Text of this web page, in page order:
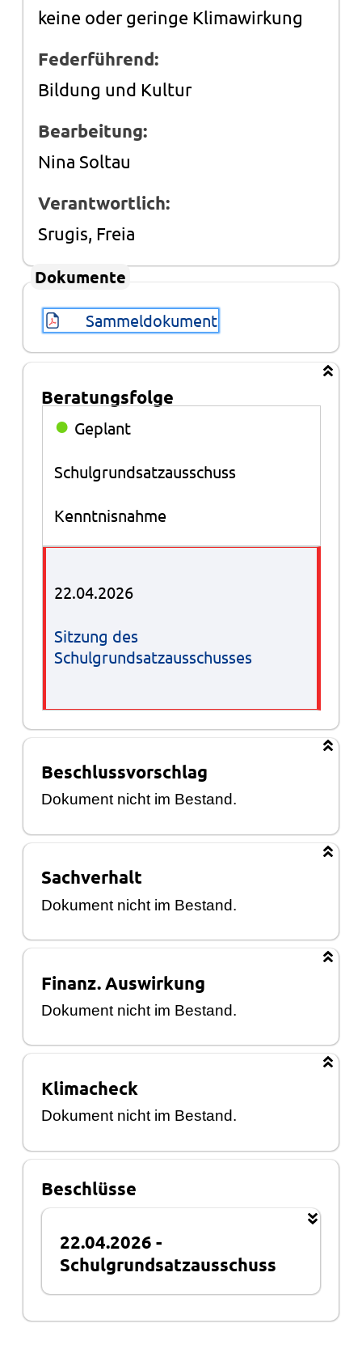
keine oder geringe Klimawirkung
Federführend:
Bildung und Kultur
Bearbeitung:
Nina Soltau
Verantwortlich:
Srugis, Freia
Dokumente
Sammeldokument
Beratungsfolge
Beratungsfolge
● Geplant
Schulgrundsatzausschuss
Kenntnisnahme
22.04.2026
Sitzung des
Schulgrundsatzausschusses
Beschlussvorschlag
Dokument nicht im Bestand.
Sachverhalt
Dokument nicht im Bestand.
Finanz. Auswirkung
Dokument nicht im Bestand.
Klimacheck
Dokument nicht im Bestand.
Beschlüsse
22.04.2026 -
Schulgrundsatzausschuss